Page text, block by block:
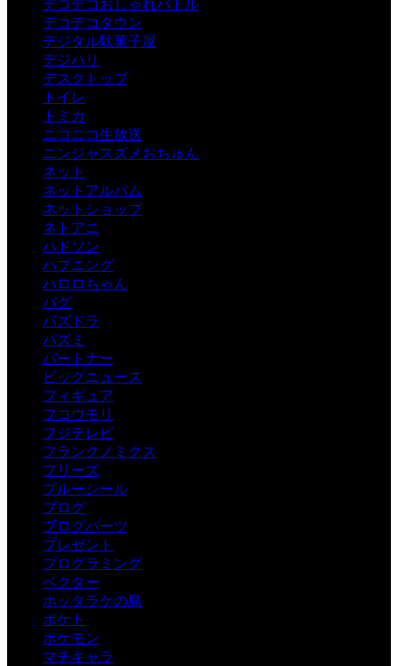
デコデコおしゃれバトル
デコデコタウン
デジタル駄菓子屋
デジハリ
デスクトップ
トイレ
トミカ
ニコニコ生放送
ニンジャスズメおちゅん
ネット
ネットアルバム
ネットショップ
ネトアニ
ハドソン
ハプニング
ハロロちゃん
バグ
パズドラ
パズミ
パートナー
ビッグニュース
フィギュア
フコウモリ
フジテレビ
フランクノミクス
フリーズ
ブルーシール
ブログ
ブログパーツ
プレゼント
プログラミング
ベクター
ホッタラケの島
ポケト
ポケモン
マチキャラ